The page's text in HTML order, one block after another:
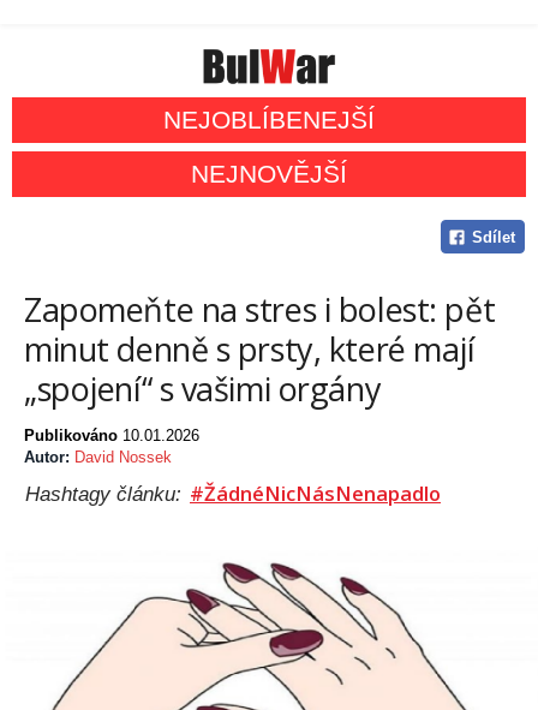
NEJOBLÍBENEJŠÍ
NEJNOVĚJŠÍ
Sdílet
Zapomeňte na stres i bolest: pět
minut denně s prsty, které mají
„spojení“ s vašimi orgány
Publikováno 10.01.2026
Autor: David Nossek
Hashtagy článku: #ŽádnéNicNásNenapadlo